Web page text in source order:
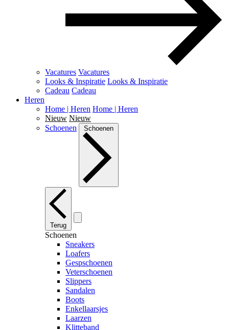
Vacatures Vacatures
Looks & Inspiratie Looks & Inspiratie
Cadeau Cadeau
Heren
Home | Heren Home | Heren
Nieuw Nieuw
Schoenen
Schoenen
Terug
Schoenen
Sneakers
Loafers
Gespschoenen
Veterschoenen
Slippers
Sandalen
Boots
Enkellaarsjes
Laarzen
Klitteband